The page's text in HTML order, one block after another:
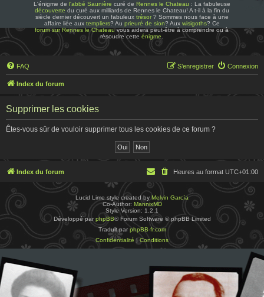
L'énigme de l'abbé Saunière curé de Rennes le Chateau : La fabuleuse
découverte du curé aux milliards de Rennes le Chateau! A t-il à la fin du
siècle dernier découvert un fabuleux trésor? Sommes nous face à une
affaire liée aux templiers? Au prieuré de sion? Aux wisigoths? Ce
forum sur Rennes le Chateauvous aidera peut-être à comprendre ou à
résoudre cetteénigme
FAQ Connexion
S’enregistrer
Index du forum
Supprimer les cookies
Êtes-vous sûr de vouloir supprimer tous les cookies de ce forum ?
Index du forum Heures au format UTC+01:00
Lucid Lime style created byMelvin García
Co-Author: MannixMD
Style Version: 1.2.1
Développé par phpBB® Forum Software © phpBB Limited
Traduit par phpBB-fr.com
Confidentialité | Conditions